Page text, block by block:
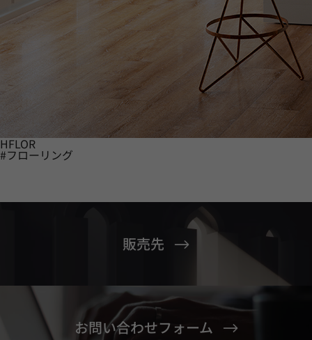
HFLOR
#フローリング
販売先
お問い合わせフォーム